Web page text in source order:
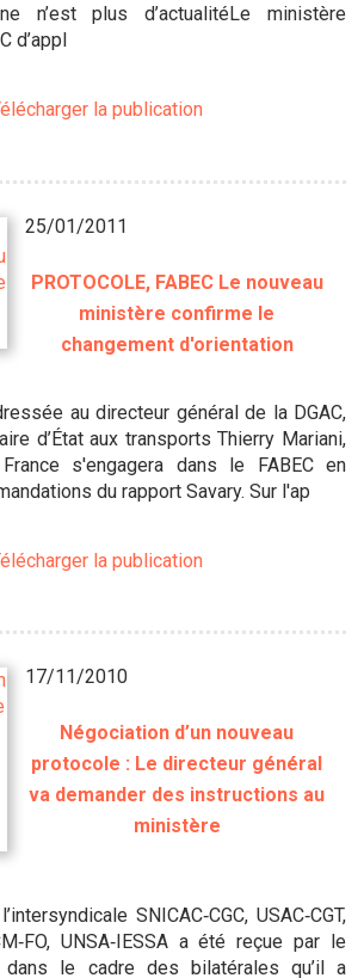
n’est plus d’actualitéLe ministère
d’appl
la publication
25/01/2011
PROTOCOLE, FABEC Le nouveau
ministère confirme le
changement d'orientation
au directeur général de la DGAC,
d’État aux transports Thierry Mariani,
s'engagera dans le FABEC en
du rapport Savary. Sur l'ap
la publication
17/11/2010
Négociation d’un nouveau
protocole : Le directeur général
va demander des instructions au
ministère
SNICAC‐CGC, USAC‐CGT,
UNSA‐IESSA a été reçue par le
dans le cadre des bilatérales qu’il a